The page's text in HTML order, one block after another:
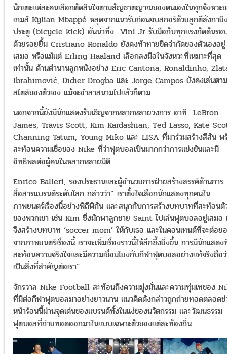
นักเตะแต่ละคนเลือกตัดสินใจตามสัญชาตญาณของตนเองในทุกจังหวะ
เกมส์ Kylian Mbappé หลุดจากแนวรับก่อนจบสกอร์ด้วยลูกตีลังกายิ
ประตู (bicycle kick) อันน่าทึ่ง Vini Jr รับมือกับทุกแรงกัดดันรอ
ด้วยรอยยิ้ม Cristiano Ronaldo ยังคงท้าทายขีดจำกัดของตัวเองอยู่
เสมอ หรือแม้แต่ Erling Haaland เลือกลงมือในจังหวะที่เหมาะที่สุด
เท่านั้น ด้านตำนานลูกหนังอย่าง Eric Cantona, Ronaldinho,
Ibrahimović, Didier Drogba และ Jorge Campos ยังคงเล่นตาม
สไตล์ของตัวเอง แม้จะอำลาสนามไปแล้วก็ตาม
นอกจากนี้ยังมีนักแสดงรับเชิญจากหลากหลายวงการ อาทิ LeBron
James, Travis Scott, Kim Kardashian, Ted Lasso, Kate
Channing Tatum, Young Miko และ LISA ที่มาร่วมสร้างสีสัน พ
สะท้อนความเชื่อของ Nike ที่ว่าฟุตบอลเป็นมากกว่าการแข่งขันและมี
อิทธิพลต่อผู้คนในหลากหลายมิติ
Enrico Balleri, รองประธานและผู้อำนวยการฝ่ายสร้างสรรค์ด้านการ
สื่อสารแบรนด์ระดับโลก กล่าวว่า” เราตั้งใจเลือกนักแสดงทุกคนใน
ภาพยนตร์เรื่องนี้อย่างพิถีพิถัน และสนุกกับการสร้างบทบาทที่สะท้อนตั
ของพวกเขา เช่น Kim ซึ่งมักพาลูกชาย Saint ไปเล่นฟุตบอลอยู่เสมอ
จึงสร้างบทบาท ‘soccer mom’ ให้กับเธอ และในคอนเทนต์ที่จะต่อย
จากภาพยนตร์เรื่องนี้ เราจะเพิ่มเรื่องราวนี้ให้ลึกซึ้งยิ่งขึ้น การมีนักแสด
สะท้อนความจริงใจและมีความเชื่อมโยงกับกีฬาฟุตบอลอย่างแท้จริงถือ
เป็นสิ่งที่สำคัญต่อเรา”
จักรวาล Nike Football สะท้อนถึงความมุ่งมั่นและความทุ่มเทของ
ที่มีต่อกีฬาฟุตบอลมาอย่างยาวนาน แนวคิดดังกล่าวถูกถ่ายทอดตลอดช่
หน้าร้อนนี้ผ่านจุดเด่นของแบรนด์ทั้งในแง่ของนวัตกรรม และวัฒนธรรม
ฟุตบอลที่ถ่ายทอดออกมาในแบบเฉพาะตัวของแต่ละท้องถิ่น